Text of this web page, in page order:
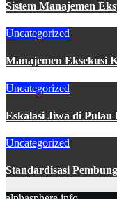
Sistem Manajemen
Uncategorized
Manajemen Eksekusi
Uncategorized
Eskalasi Jiwa di Pulau
Uncategorized
Standardisasi